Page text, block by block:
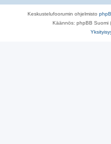
Keskustelufoorumin ohjelmisto
Käännös: phpBB Suomi